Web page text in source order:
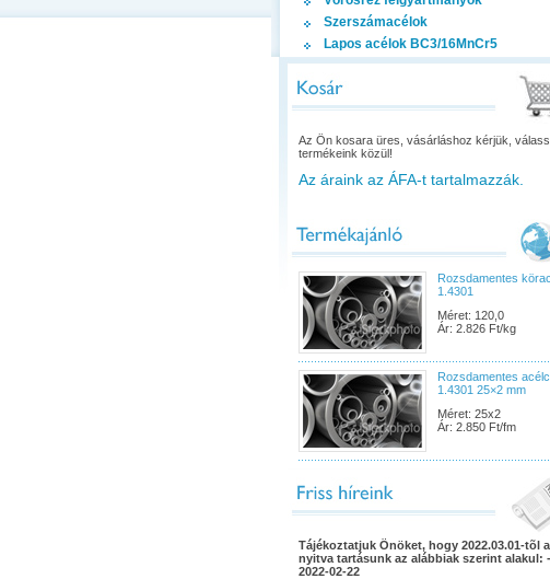
Szerszámacélok
Lapos acélok BC3/16MnCr5
Az Ön kosara üres, vásárláshoz kérjük,
termékeink közül!
Az áraink az ÁFA-t tartalmazzák.
Rozsdamentes
1.4301
Méret: 120,0
Ár: 2.826 Ft/kg
Rozsdamentes
1.4301 25×2 mm
Méret: 25x2
Ár: 2.850 Ft/fm
Tájékoztatjuk Önöket, hogy 2022.03.01-tõl a
nyitva tartásunk az alábbiak szerint alakul: -
2022-02-22